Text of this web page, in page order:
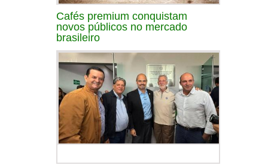
Cafés premium conquistam
novos públicos no mercado
brasileiro